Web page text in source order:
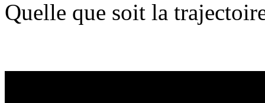
Quelle que soit la